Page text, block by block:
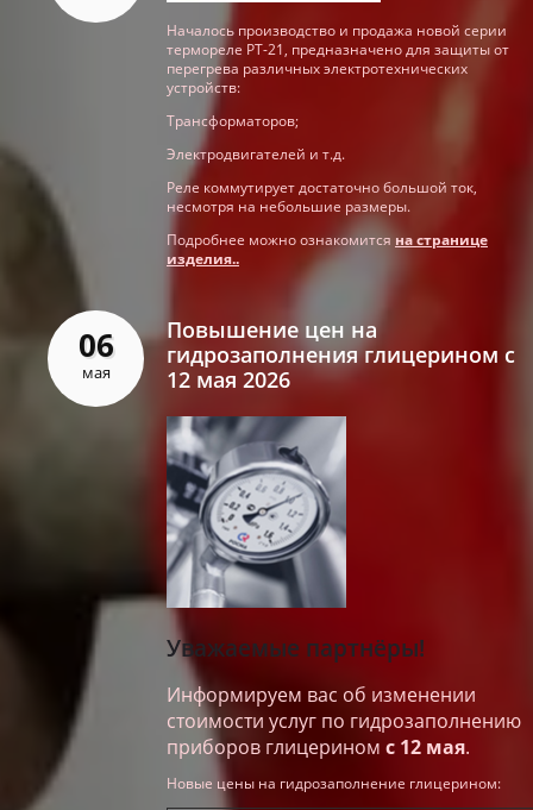
Началось производство и продажа новой серии
термореле РТ-21, предназначено для защиты от
перегрева различных электротехнических
устройств:
Трансформаторов;
Электродвигателей и т.д.
Реле коммутирует достаточно большой ток,
несмотря на небольшие размеры.
Подробнее можно ознакомится на странице
изделия..
06
мая
Повышение цен на
гидрозаполнения глицерином с
12 мая 2026
Уважаемые партнёры!
Информируем вас об изменении
стоимости услуг по гидрозаполнению
приборов глицерином с 12 мая.
Новые цены на гидрозаполнение глицерином: